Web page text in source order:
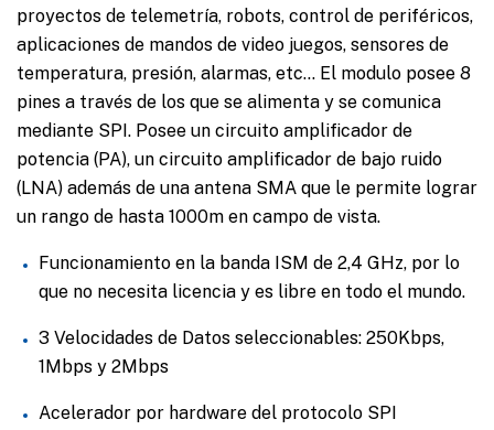
proyectos de telemetría, robots, control de periféricos,
aplicaciones de mandos de video juegos, sensores de
temperatura, presión, alarmas, etc… El modulo posee 8
pines a través de los que se alimenta y se comunica
mediante SPI. Posee un circuito amplificador de
potencia (PA), un circuito amplificador de bajo ruido
(LNA) además de una antena SMA que le permite lograr
un rango de hasta 1000m en campo de vista.
Funcionamiento en la banda ISM de 2,4 GHz, por lo
que no necesita licencia y es libre en todo el mundo.
3 Velocidades de Datos seleccionables: 250Kbps,
1Mbps y 2Mbps
Acelerador por hardware del protocolo SPI